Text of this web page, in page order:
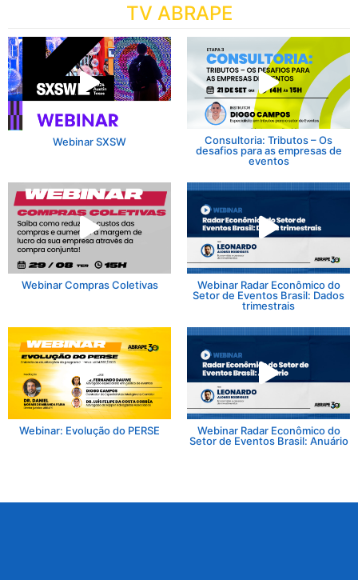
TV ABRAPE
Webinar SXSW
Consultoria: Tributos – Os
desafios para as empresas de
eventos
Webinar Compras Coletivas
Webinar Radar Econômico do
Setor de Eventos Brasil: Dados
trimestrais
Webinar: Evolução do PERSE
Webinar Radar Econômico do
Setor de Eventos Brasil: Anuário